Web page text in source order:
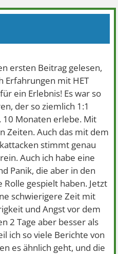
ersten Beitrag gelesen,
Erfahrungen mit HET
ein Erlebnis! Es war so
der so ziemlich 1:1
10 Monaten erlebe. Mit
Zeiten. Auch das mit dem
stimmt genau
Auch ich habe eine
Panik, die aber in den
gespielt haben. Jetzt
schwierigere Zeit mit
und Angst vor dem
2 Tage aber besser als
ich so viele Berichte von
es ähnlich geht, und die